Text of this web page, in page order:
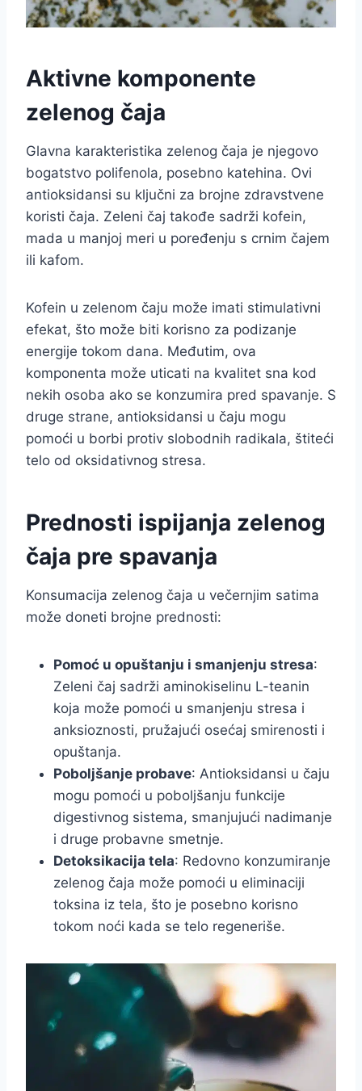
Aktivne komponente
zelenog čaja
Glavna karakteristika zelenog čaja je njegovo
bogatstvo polifenola, posebno katehina. Ovi
antioksidansi su ključni za brojne zdravstvene
koristi čaja. Zeleni čaj takođe sadrži kofein,
mada u manjoj meri u poređenju s crnim čajem
ili kafom.
Kofein u zelenom čaju može imati stimulativni
efekat, što može biti korisno za podizanje
energije tokom dana. Međutim, ova
komponenta može uticati na kvalitet sna kod
nekih osoba ako se konzumira pred spavanje. S
druge strane, antioksidansi u čaju mogu
pomoći u borbi protiv slobodnih radikala, štiteći
telo od oksidativnog stresa.
Prednosti ispijanja zelenog
čaja pre spavanja
Konsumacija zelenog čaja u večernjim satima
može doneti brojne prednosti:
Pomoć u opuštanju i smanjenju stresa:
Zeleni čaj sadrži aminokiselinu L-teanin
koja može pomoći u smanjenju stresa i
anksioznosti, pružajući osećaj smirenosti i
opuštanja.
Poboljšanje probave: Antioksidansi u čaju
mogu pomoći u poboljšanju funkcije
digestivnog sistema, smanjujući nadimanje
i druge probavne smetnje.
Detoksikacija tela: Redovno konzumiranje
zelenog čaja može pomoći u eliminaciji
toksina iz tela, što je posebno korisno
tokom noći kada se telo regeneriše.